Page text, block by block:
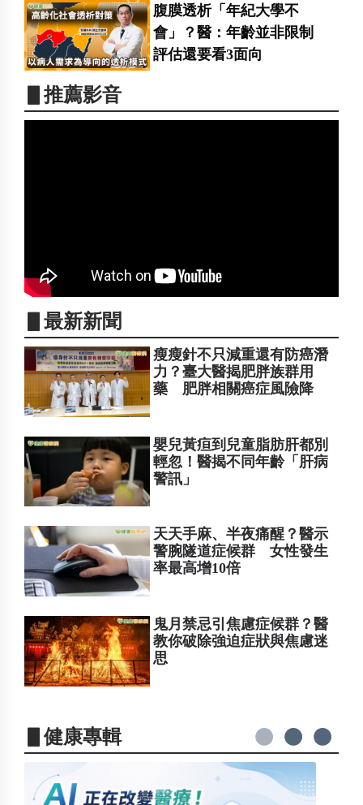
腹膜透析「年紀大學不
會」？醫：年齡並非限制
評估還要看3面向
▋推薦影音
▋最新新聞
瘦瘦針不只減重還有防癌潛
力？臺大醫揭肥胖族群用
藥 肥胖相關癌症風險降
嬰兒黃疸到兒童脂肪肝都別
輕忽！醫揭不同年齡「肝病
警訊」
天天手麻、半夜痛醒？醫示
警腕隧道症候群 女性發生
率最高增10倍
鬼月禁忌引焦慮症候群？醫
教你破除強迫症狀與焦慮迷
思
▋健康專輯